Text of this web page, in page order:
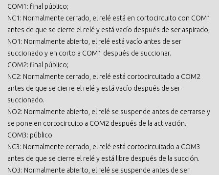
COM1: final público;
NC1: Normalmente cerrado, el relé está en cortocircuito con COM1
antes de que se cierre el relé y está vacío después de ser aspirado;
NO1: Normalmente abierto, el relé está vacío antes de ser
succionado y en corto a COM1 después de succionar.
COM2: final público;
NC2: Normalmente cerrado, el relé está cortocircuitado a COM2
antes de que se cierre el relé y está vacío después de ser
succionado.
NO2: Normalmente abierto, el relé se suspende antes de cerrarse y
se pone en cortocircuito a COM2 después de la activación.
COM3: público
NC3: Normalmente cerrado, el relé está cortocircuitado a COM3
antes de que se cierre el relé y está libre después de la succión.
NO3: Normalmente abierto, el relé se suspende antes de ser